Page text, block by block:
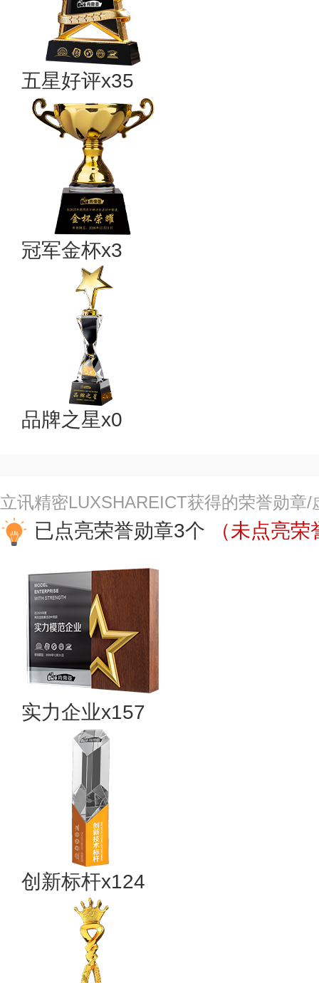
五星好评x35
冠军金杯x3
品牌之星x0
立讯精密LUXSHAREICT获得的荣誉勋章/
已点亮荣誉勋章3个 （未点亮
实力企业x157
创新标杆x124